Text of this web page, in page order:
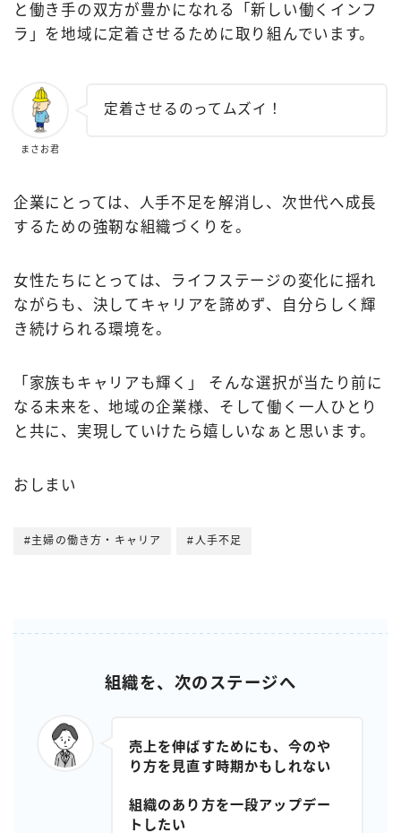
と働き手の双方が豊かになれる「新しい働くインフ
ラ」を地域に定着させるために取り組んでいます。
まさお君
定着させるのってムズイ！
企業にとっては、人手不足を解消し、次世代へ成長
するための強靭な組織づくりを。
女性たちにとっては、ライフステージの変化に揺れ
ながらも、決してキャリアを諦めず、自分らしく輝
き続けられる環境を。
「家族もキャリアも輝く」 そんな選択が当たり前に
なる未来を、地域の企業様、そして働く一人ひとり
と共に、実現していけたら嬉しいなぁと思います。
おしまい
#主婦の働き方・キャリア #人手不足
組織を、次のステージへ
売上を伸ばすためにも、今のや
り方を見直す時期かもしれない
組織のあり方を一段アップデー
トしたい